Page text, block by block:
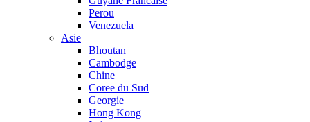
Perou
Venezuela
Asie
Bhoutan
Cambodge
Chine
Coree du Sud
Georgie
Hong Kong